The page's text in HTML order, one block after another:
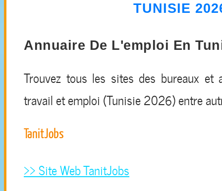
TUNISIE
Annuaire De L'emploi En
Trouvez tous les sites des bureaux et
travail et emploi (Tunisie 2026) entre
TanitJobs
>> Site Web TanitJobs